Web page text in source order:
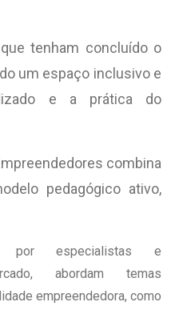
tenham concluído o
um espaço inclusivo e
e a prática do
combina
pedagógico ativo,
por especialistas e
abordam temas
empreendedora, como